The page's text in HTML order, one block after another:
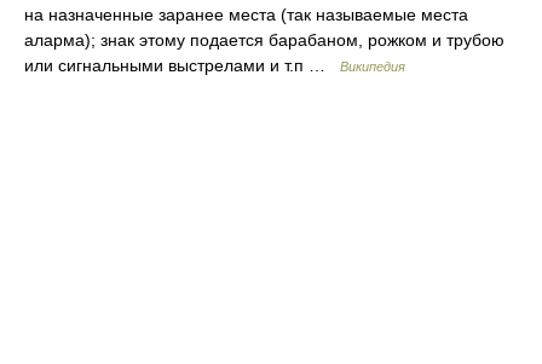
на назначенные заранее места (так называемые места
аларма); знак этому подается барабаном, рожком и трубою
или сигнальными выстрелами и т.п …
Википедия